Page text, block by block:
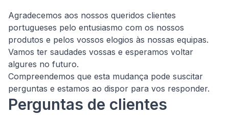
Homepage
Agradecemos aos nossos queridos clientes
portugueses pelo entusiasmo com os nossos
produtos e pelos vossos elogios às nossas equipas.
Vamos ter saudades vossas e esperamos voltar
algures no futuro.
Compreendemos que esta mudança pode suscitar
perguntas e estamos ao dispor para vos responder.
Perguntas de clientes